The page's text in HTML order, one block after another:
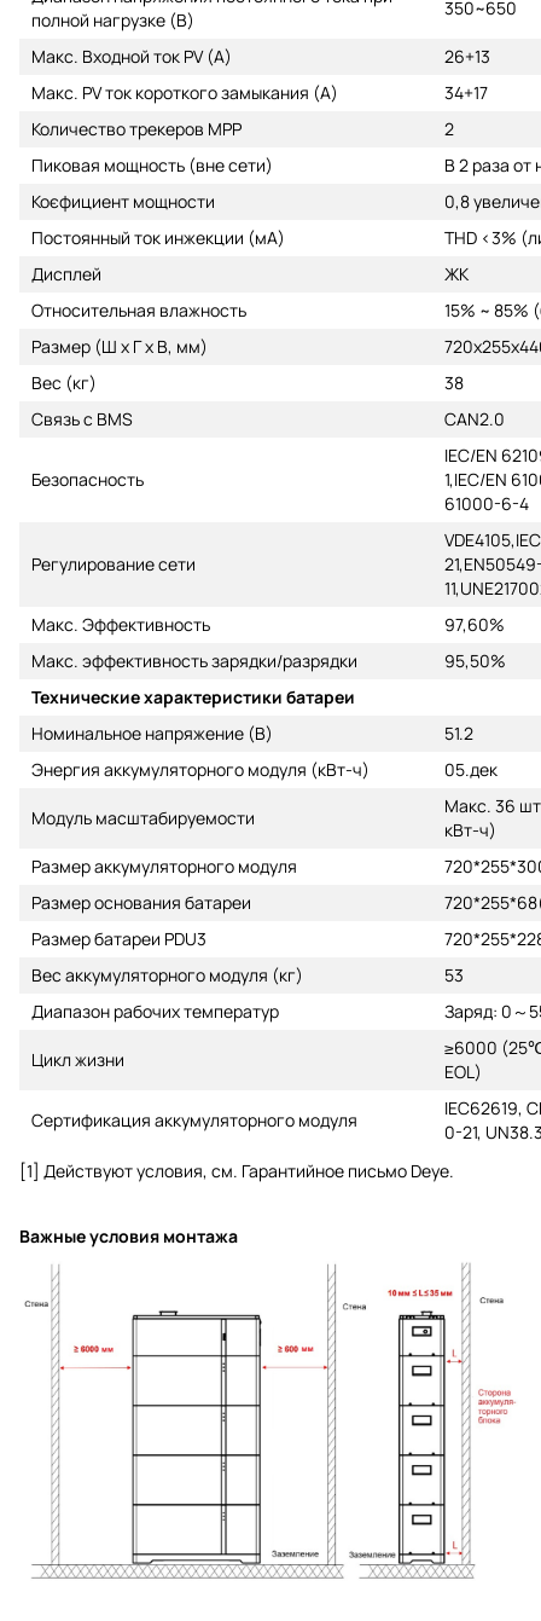
полной нагрузке (В)
350~650
Макс. Входной ток PV (A)
26+13
Макс. PV ток короткого замыкания (A)
34+17
Количество трекеров MPP
2
Пиковая мощность (вне сети)
В 2 раза
Коєфициент мощности
0,8
Постоянный ток инжекции (мА)
THD <3%
Дисплей
ЖК
Относительная влажность
15% ~ 85%
Размер (Ш x Г x В, мм)
Вес (кг)
38
Связь с BMS
CAN2.0
Безопасность
IEC/EN
1,IEC/EN
61000-6-4
Регулирование сети
Макс. Эффективность
97,60%
Макс. эффективность зарядки/разрядки
95,50%
Технические характеристики батареи
Номинальное напряжение (В)
51.2
Энергия аккумуляторного модуля (кВт-ч)
05.дек
Модуль масштабируемости
Макс. 36
кВт-ч)
Размер аккумуляторного модуля
Размер основания батареи
Размер батареи PDU3
Вес аккумуляторного модуля (кг)
53
Диапазон рабочих температур
Заряд: 0～
Цикл жизни
≥6000
EOL)
Сертификация аккумуляторного модуля
IEC62619,
0-21,
[1] Действуют условия, см. Гарантийное письмо Deye.
Важные условия монтажа